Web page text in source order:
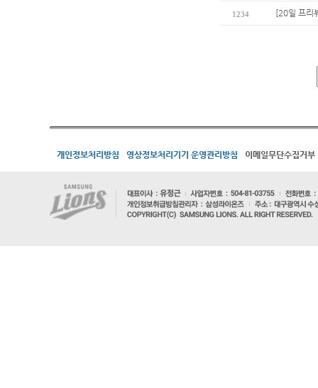
1234 [20일 프리
개인정보처리방침 영상정보처리기기 운영관리방침 이메일무단수집거부